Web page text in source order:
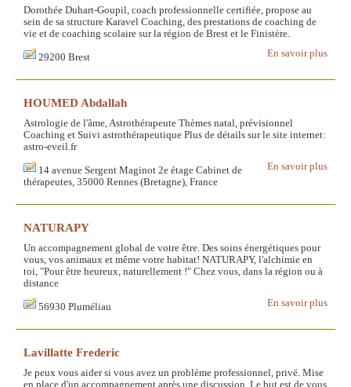
Dorothée Duhart-Goupil, coach professionnelle certifiée, propose au
sein de sa structure Karavel Coaching, des prestations de coaching de
vie et de coaching scolaire sur la région de Brest et le Finistère.
En savoir plus
29200 Brest
HOUMED Abdallah
Astrologie de l'âme, Astrothérapeute Thèmes natal, prévisionnel
Coaching et Suivi astrothérapeutique Plus de détails sur le site internet:
astro-eveil.fr
En savoir plus
14 avenue Sergent Maginot 2e étage Cabinet de
thérapeutes, 35000 Rennes (Bretagne), France
NATURAPY
Un accompagnement global de votre être. Des soins énergétiques pour
vous, vos animaux et même votre habitat! NATURAPY, l'alchimie en
toi, "Pour être heureux, naturellement !" Chez vous, dans la région ou à
distance
En savoir plus
56930 Pluméliau
Lavillatte Frederic
Je peux vous aider si vous avez un problème professionnel, privé. Mise